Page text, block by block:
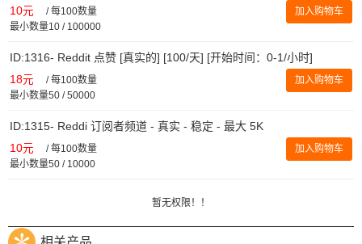
10元 /每100数量
最小数量10 / 100000
加入购物车
ID:1316- Reddit 点赞 [真实的] [100/天] [开始时间：0-1/小时]
18元 /每100数量
最小数量50 / 50000
加入购物车
ID:1315- Reddi 订阅者频道 - 真实 - 稳定 - 最大 5K
10元 /每100数量
最小数量50 / 10000
加入购物车
暂无权限！！